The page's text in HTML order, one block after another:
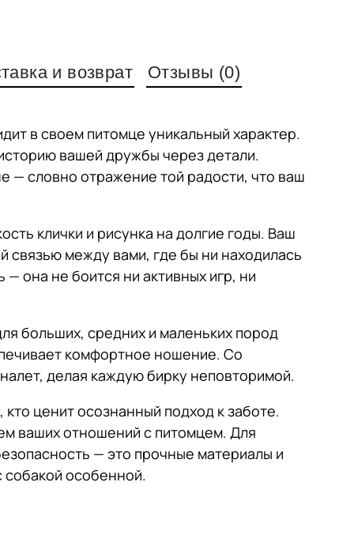
и возврат Отзывы (0)
в своем питомце уникальный характер.
вашей дружбы через детали.
— словно отражение той радости, что ваш
клички и рисунка на долгие годы. Ваш
между вами, где бы ни находилась
она не боится ни активных игр, ни
больших, средних и маленьких пород
комфортное ношение. Со
делая каждую бирку неповторимой.
ценит осознанный подход к заботе.
ваших отношений с питомцем. Для
— это прочные материалы и
особенной.